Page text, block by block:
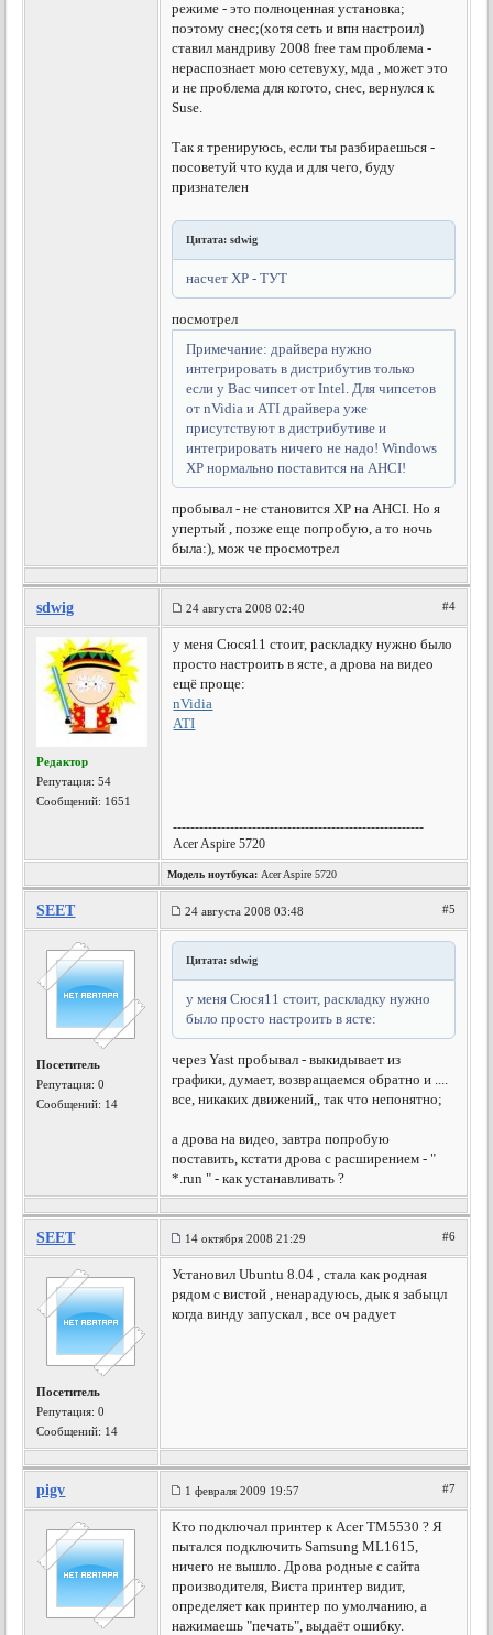
режиме - это полноценная установка;
поэтому снес;(хотя сеть и впн настроил)
ставил мандриву 2008 free там проблема -
нераспознает мою сетевуху, мда , может это
и не проблема для когото, снес, вернулся к
Suse.
Так я тренируюсь, если ты разбираешься -
посоветуй что куда и для чего, буду
признателен
Цитата: sdwig
насчет ХР - ТУТ
посмотрел
Примечание: драйвера нужно
интегрировать в дистрибутив только
если у Вас чипсет от Intel. Для чипсетов
от nVidia и ATI драйвера уже
присутствуют в дистрибутиве и
интегрировать ничего не надо! Windows
XP нормально поставится на AHCI!
пробывал - не становится ХР на AHCI. Но я
упертый , позже еще попробую, а то ночь
была:), мож че просмотрел
sdwig 24 августа 2008 02:40 #4
Редактор
Репутация:54
Сообщений: 1651
у меня Сюся11 стоит, раскладку нужно было
просто настроить в ясте, а дрова на видео
ещё проще:
nVidia
ATI
---------------------------------------------------------
Acer Aspire 5720
Модель ноутбука: Acer Aspire 5720
SEET 24 августа 2008 03:48 #5
Посетитель
Репутация:0
Сообщений: 14
Цитата: sdwig
у меня Сюся11 стоит, раскладку нужно
было просто настроить в ясте:
через Yast пробывал - выкидывает из
графики, думает, возвращаемся обратно и ....
все, никаких движений,, так что непонятно;
а дрова на видео, завтра попробую
поставить, кстати дрова с расширением - "
*.run " - как устанавливать ?
SEET 14 октября 2008 21:29 #6
Посетитель
Репутация:0
Сообщений: 14
Установил Ubuntu 8.04 , стала как родная
рядом с вистой , ненарадуюсь, дык я забыцл
когда винду запускал , все оч радует
pigv 1 февраля 2009 19:57 #7
Кто подключал принтер к Acer ТМ5530 ? Я
пытался подключить Samsung ML1615,
ничего не вышло. Дрова родные с сайта
производителя, Виста принтер видит,
определяет как принтер по умолчанию, а
нажимаешь "печать", выдаёт ошибку.